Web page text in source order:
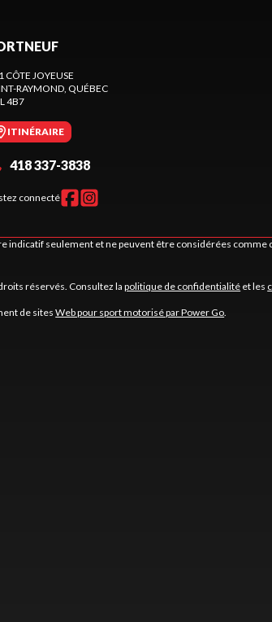
CÔTE JOYEUSE
RAYMOND , QUÉBEC
4B7
ITINÉRAIRE
418 337-3838
connecté
indicatif seulement et ne peuvent être considérées
réservés. Consultez lapolitique de confidentialité et les
de sitesWeb pour sport motorisé par Power Go